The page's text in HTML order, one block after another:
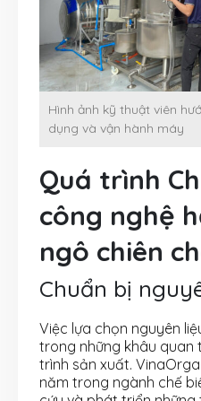
Hình ảnh kỹ thuật viên
dụng và vận hành máy
Quá trình
công nghệ
ngô chiên
Chuẩn bị
Việc lựa chọn nguyên
trong những khâu
trình sản xuất.
năm trong ngành chế